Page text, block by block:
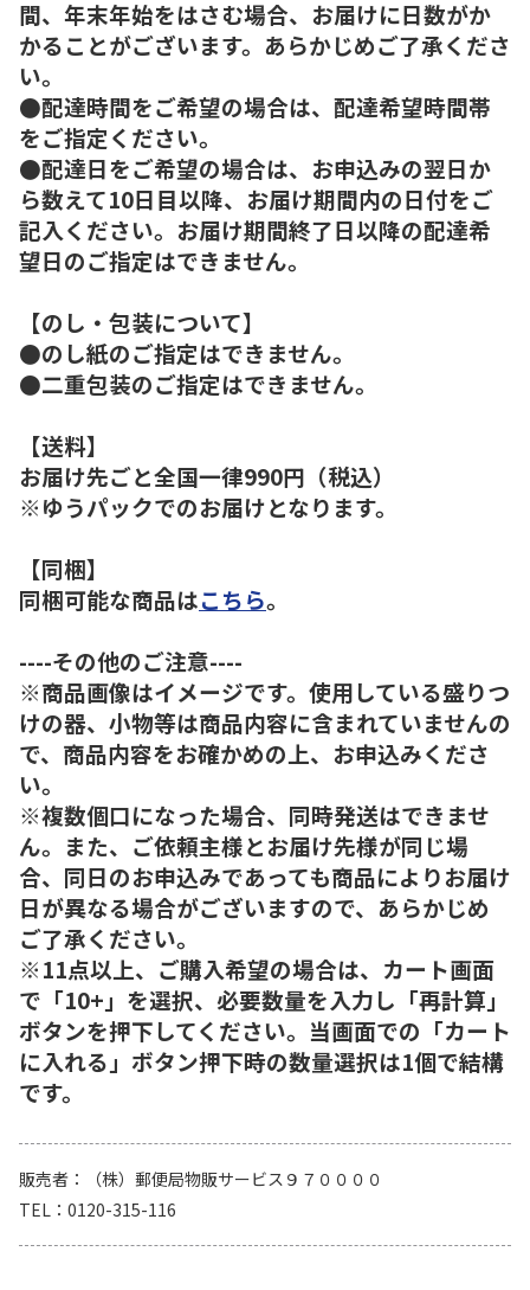
間、年末年始をはさむ場合、お届けに日数がか
かることがございます。あらかじめご了承くださ
い。
●配達時間をご希望の場合は、配達希望時間帯
をご指定ください。
●配達日をご希望の場合は、お申込みの翌日か
ら数えて10日目以降、お届け期間内の日付をご
記入ください。お届け期間終了日以降の配達希
望日のご指定はできません。
【のし・包装について】
●のし紙のご指定はできません。
●二重包装のご指定はできません。
【送料】
お届け先ごと全国一律990円（税込）
※ゆうパックでのお届けとなります。
【同梱】
同梱可能な商品はこちら。
----その他のご注意----
※商品画像はイメージです。使用している盛りつ
けの器、小物等は商品内容に含まれていませんの
で、商品内容をお確かめの上、お申込みくださ
い。
※複数個口になった場合、同時発送はできませ
ん。また、ご依頼主様とお届け先様が同じ場
合、同日のお申込みであっても商品によりお届け
日が異なる場合がございますので、あらかじめ
ご了承ください。
※11点以上、ご購入希望の場合は、カート画面
で「10+」を選択、必要数量を入力し「再計算」
ボタンを押下してください。当画面での「カート
に入れる」ボタン押下時の数量選択は1個で結構
です。
販売者
（株）郵便局物販サービス９７００００
TEL
0120-315-116